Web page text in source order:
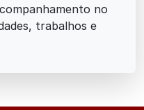
no
trabalhos e